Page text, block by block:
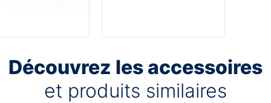
Découvrez les accessoires
et produits similaires